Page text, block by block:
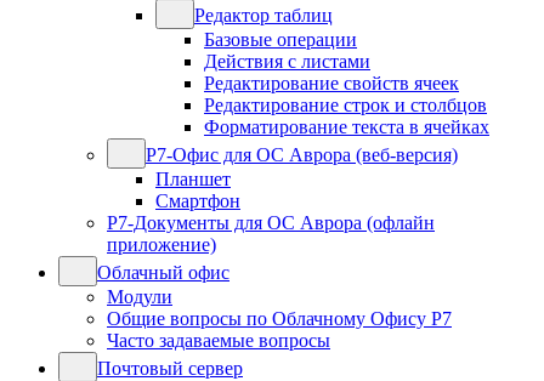
Редактор таблиц
Базовые операции
Действия с листами
Редактирование свойств ячеек
Редактирование строк и столбцов
Форматирование текста в ячейках
Р7-Офис для ОС Аврора (веб-версия)
Планшет
Смартфон
Р7-Документы для ОС Аврора (офлайн
приложение)
Облачный офис
Модули
Общие вопросы по Облачному Офису Р7
Часто задаваемые вопросы
Почтовый сервер